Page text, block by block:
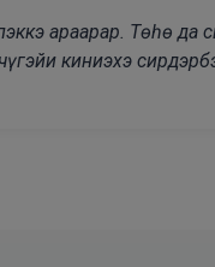
араарар. Төһө
киниэхэ